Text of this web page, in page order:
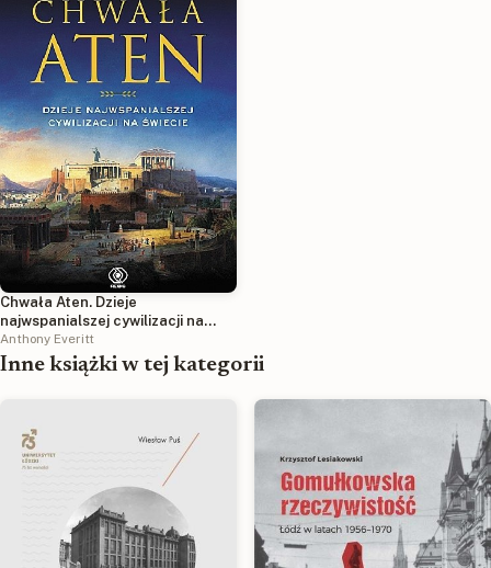
Chwała Aten. Dzieje
najwspanialszej cywilizacji na
świecie
Anthony Everitt
Inne książki w tej kategorii